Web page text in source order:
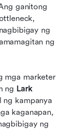
ganitong
ng
ng
mga marketer
ng Lark
ng kampanya
kaganapan,
ng